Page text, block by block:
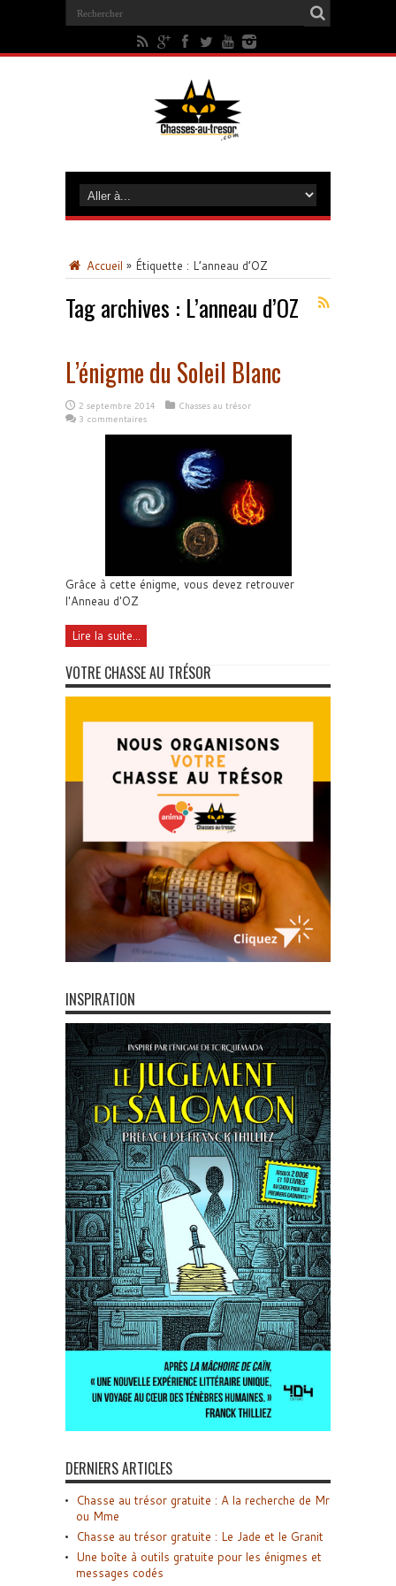
Accueil » Étiquette : L’anneau d’OZ
Tag archives : L’anneau d’OZ
L’énigme du Soleil Blanc
2 septembre 2014
Chasses au trésor
3 commentaires
Grâce à cette énigme, vous devez retrouver
l'Anneau d'OZ
Lire la suite...
VOTRE CHASSE AU TRÉSOR
INSPIRATION
DERNIERS ARTICLES
Chasse au trésor gratuite : A la recherche de Mr
ou Mme
Chasse au trésor gratuite : Le Jade et le Granit
Une boîte à outils gratuite pour les énigmes et
messages codés